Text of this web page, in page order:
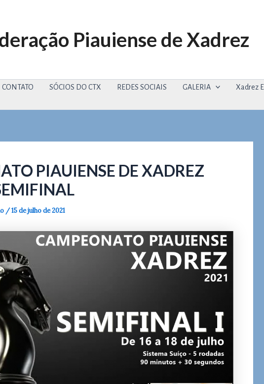
Piauiense de Xadrez
CONTATO SÓCIOS DO CTX REDES SOCIAIS GALERIA
Xadrez
PIAUIENSE DE XADREZ
/15 de julho de 2021